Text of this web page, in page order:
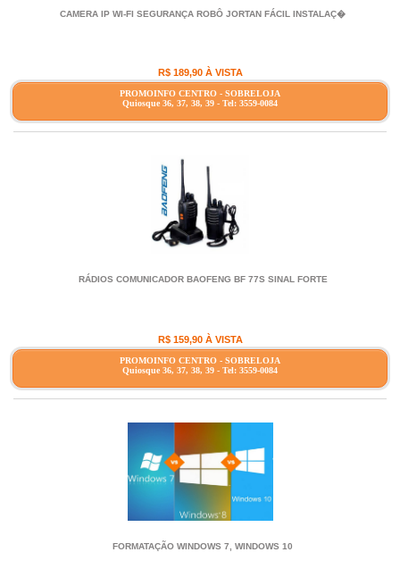
CAMERA IP WI-FI SEGURANÇA ROBÔ JORTAN FÁCIL INSTALAÇ�
R$ 189,90 À VISTA
PROMOINFO CENTRO - SOBRELOJA
Quiosque 36, 37, 38, 39 - Tel: 3559-0084
RÁDIOS COMUNICADOR BAOFENG BF 77S SINAL FORTE
R$ 159,90 À VISTA
PROMOINFO CENTRO - SOBRELOJA
Quiosque 36, 37, 38, 39 - Tel: 3559-0084
FORMATAÇÃO WINDOWS 7, WINDOWS 10